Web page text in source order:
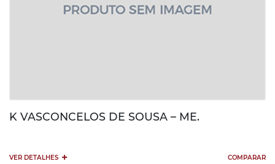
K VASCONCELOS DE SOUSA – ME.
VER DETALHES + COMPARAR